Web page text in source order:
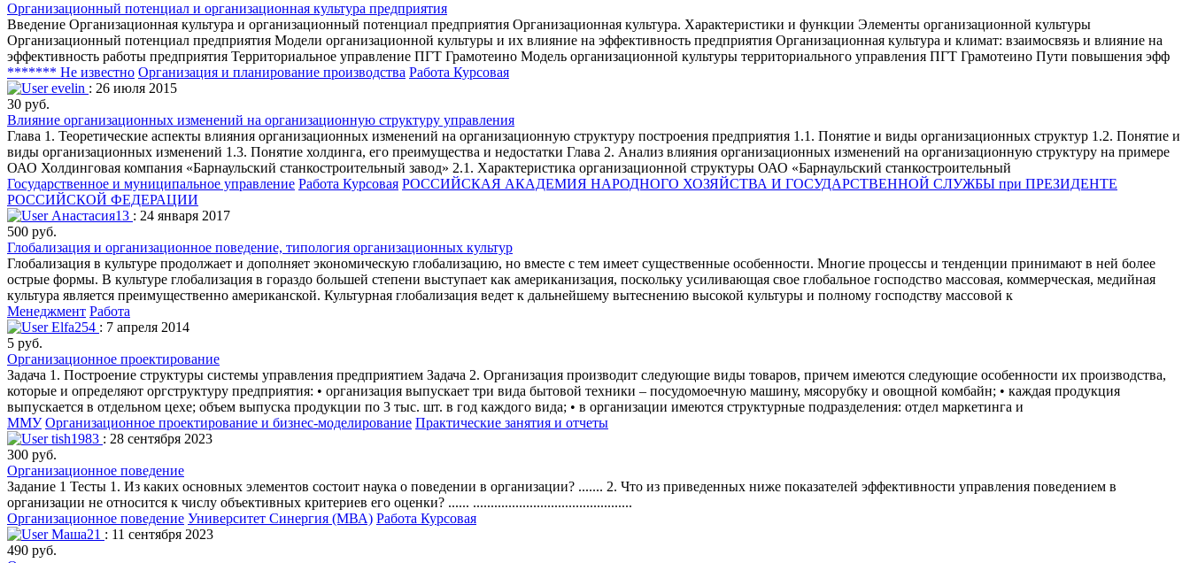
Организационный потенциал и организационная культура предприятия
Введение Организационная культура и организационный потенциал предприятия Организационная культура. Характеристики и функции Элементы организационной культуры
Организационный потенциал предприятия Модели организационной культуры и их влияние на эффективность предприятия Организационная культура и климат: взаимосвязь и влияние на
эффективность работы предприятия Территориальное управление ПГТ Грамотеино Модель организационной культуры территориального управления ПГТ Грамотеино Пути повышения эфф
******* Не известно Организация и планирование производства Работа Курсовая
evelin : 26 июля 2015
30 руб.
Влияние организационных изменений на организационную структуру управления
Глава 1. Теоретические аспекты влияния организационных изменений на организационную структуру построения предприятия 1.1. Понятие и виды организационных структур 1.2. Понятие и
виды организационных изменений 1.3. Понятие холдинга, его преимущества и недостатки Глава 2. Анализ влияния организационных изменений на организационную структуру на примере
ОАО Холдинговая компания «Барнаульский станкостроительный завод» 2.1. Характеристика организационной структуры ОАО «Барнаульский станкостроительный
Государственное и муниципальное управление Работа Курсовая РОССИЙСКАЯ АКАДЕМИЯ НАРОДНОГО ХОЗЯЙСТВА И ГОСУДАРСТВЕННОЙ СЛУЖБЫ при ПРЕЗИДЕНТЕ
РОССИЙСКОЙ ФЕДЕРАЦИИ
Анастасия13 : 24 января 2017
500 руб.
Глобализация и организационное поведение, типология организационных культур
Глобализация в культуре продолжает и дополняет экономическую глобализацию, но вместе с тем имеет существенные особенности. Многие процессы и тенденции принимают в ней более
острые формы. В культуре глобализация в гораздо большей степени выступает как американизация, поскольку усиливающая свое глобальное господство массовая, коммерческая, медийная
культура является преимущественно американской. Культурная глобализация ведет к дальнейшему вытеснению высокой культуры и полному господству массовой к
Менеджмент Работа
Elfa254 : 7 апреля 2014
5 руб.
Организационное проектирование
Задача 1. Построение структуры системы управления предприятием Задача 2. Организация производит следующие виды товаров, причем имеются следующие особенности их производства,
которые и определяют оргструктуру предприятия: • организация выпускает три вида бытовой техники – посудомоечную машину, мясорубку и овощной комбайн; • каждая продукция
выпускается в отдельном цехе; объем выпуска продукции по 3 тыс. шт. в год каждого вида; • в организации имеются структурные подразделения: отдел маркетинга и
ММУ Организационное проектирование и бизнес-моделирование Практические занятия и отчеты
tish1983 : 28 сентября 2023
300 руб.
Организационное поведение
Задание 1 Тесты 1. Из каких основных элементов состоит наука о поведении в организации? ....... 2. Что из приведенных ниже показателей эффективности управления поведением в
организации не относится к числу объективных критериев его оценки? ...... .............................................
Организационное поведение Университет Синергия (МВА) Работа Курсовая
Маша21 : 11 сентября 2023
490 руб.